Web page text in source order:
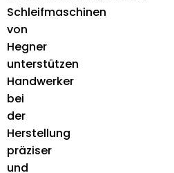
Schleifmaschinen
von
Hegner
unterstützen
Handwerker
bei
der
Herstellung
präziser
und